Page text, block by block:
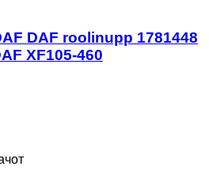
DAF roolinupp 1781448
XF105-460